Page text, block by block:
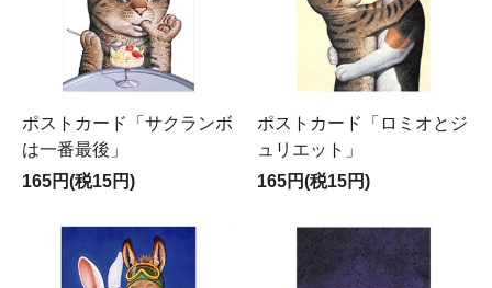
ポストカード「サクランボ
は一番最後」
165円(税15円)
ポストカード「ロミオとジ
ュリエット」
165円(税15円)